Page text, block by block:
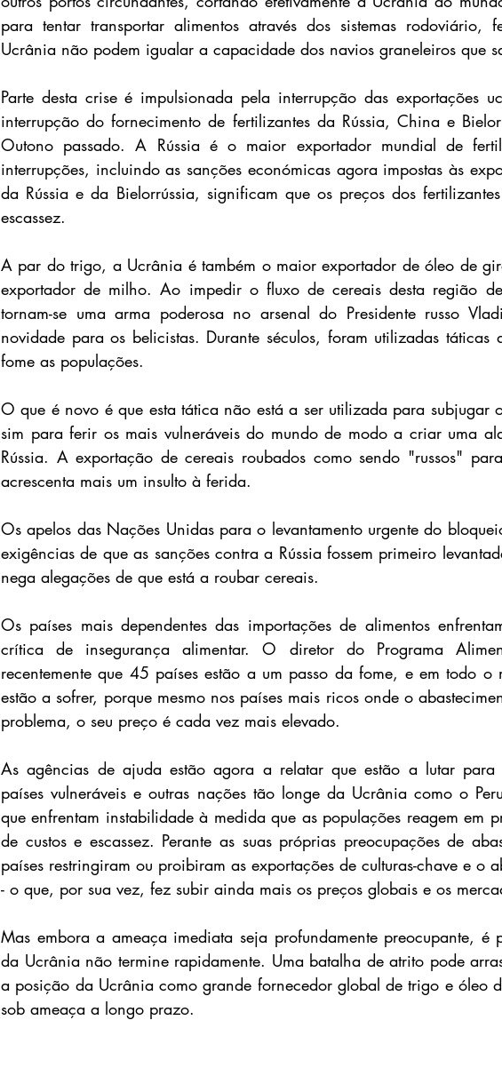
para tentar transportar alimentos através dos sistemas rodoviário,
Ucrânia não podem igualar a capacidade dos navios graneleiros que
Parte desta crise é impulsionada pela interrupção das exportações
interrupção do fornecimento de fertilizantes da Rússia, China e
Outono passado. A Rússia é o maior exportador mundial de
interrupções, incluindo as sanções económicas agora impostas às
da Rússia e da Bielorrússia, significam que os preços dos
escassez.
A par do trigo, a Ucrânia é também o maior exportador de óleo de
exportador de milho. Ao impedir o fluxo de cereais desta região
tornam-se uma arma poderosa no arsenal do Presidente russo
novidade para os belicistas. Durante séculos, foram utilizadas
fome as populações.
O que é novo é que esta tática não está a ser utilizada para subjugar
sim para ferir os mais vulneráveis do mundo de modo a criar uma
Rússia. A exportação de cereais roubados como sendo "russos"
acrescenta mais um insulto à ferida.
Os apelos das Nações Unidas para o levantamento urgente do
exigências de que as sanções contra a Rússia fossem primeiro
nega alegações de que está a roubar cereais.
Os países mais dependentes das importações de alimentos
crítica de insegurança alimentar. O diretor do Programa
recentemente que 45 países estão a um passo da fome, e em todo o
estão a sofrer, porque mesmo nos países mais ricos onde o
problema, o seu preço é cada vez mais elevado.
As agências de ajuda estão agora a relatar que estão a lutar para
países vulneráveis e outras nações tão longe da Ucrânia como o
que enfrentam instabilidade à medida que as populações reagem em
de custos e escassez. Perante as suas próprias preocupações de
países restringiram ou proibiram as exportações de culturas-chave e o
- o que, por sua vez, fez subir ainda mais os preços globais e os
Mas embora a ameaça imediata seja profundamente preocupante, é
da Ucrânia não termine rapidamente. Uma batalha de atrito pode
a posição da Ucrânia como grande fornecedor global de trigo e óleo
sob ameaça a longo prazo.